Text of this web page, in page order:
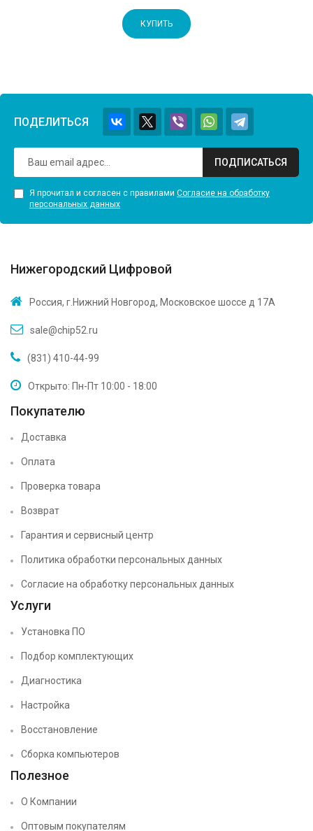
КУПИТЬ
ПОДЕЛИТЬСЯ
ПОДПИСАТЬСЯ
Я прочитал и согласен с правилами Согласие на обработку
персональных данных
Нижегородский Цифровой
Россия, г.Нижний Новгород, Московское шоссе д 17А
sale@chip52.ru
(831) 410-44-99
Открыто: Пн-Пт 10:00 - 18:00
Покупателю
Доставка
Оплата
Проверка товара
Возврат
Гарантия и сервисный центр
Политика обработки персональных данных
Согласие на обработку персональных данных
Услуги
Установка ПО
Подбор комплектующих
Диагностика
Настройка
Восстановление
Сборка компьютеров
Полезное
О Компании
Оптовым покупателям